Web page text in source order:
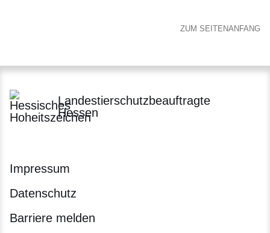
ZUM SEITENANFANG
Landestierschutzbeauftragte
Hessen
Impressum
Datenschutz
Barriere melden